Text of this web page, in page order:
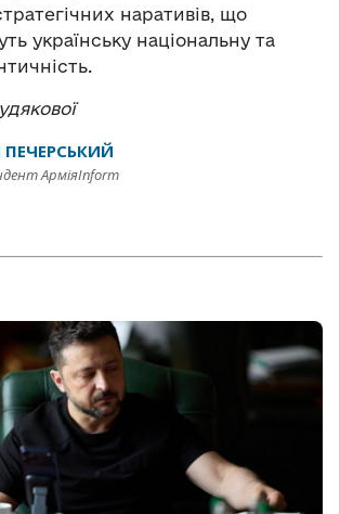
наративів, що
українську національну та
АрміяInform